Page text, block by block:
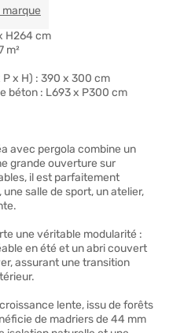
marquePALMAKO
H264 cm
m²
x H) : 390 x 300 cm
béton : L693 x P300 cm
avec pergola combine un
grande ouverture sur
il est parfaitement
salle de sport, un atelier,
une véritable modularité :
en été et un abri couvert
assurant une transition
lente, issu de forêts
de madriers de 44 mm